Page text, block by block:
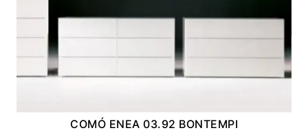
COMÓ ENEA 03.92 BONTEMPI